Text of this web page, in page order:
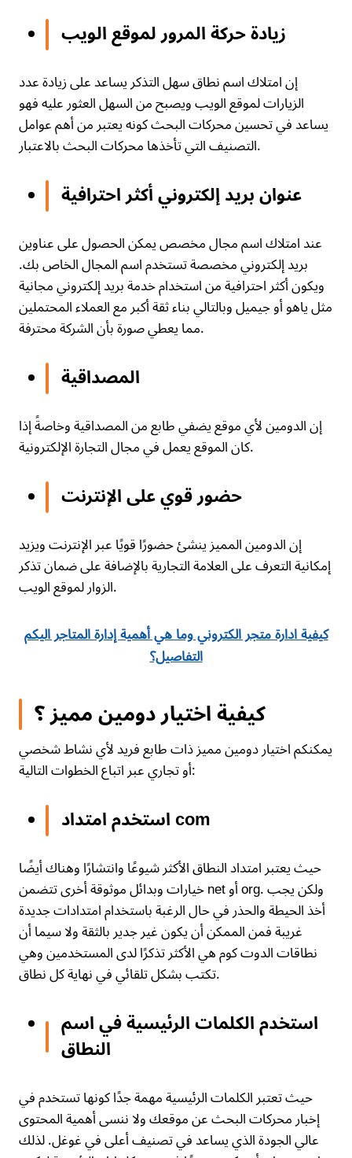
زيادة حركة المرور لموقع الويب
إن امتلاك اسم نطاق سهل التذكر يساعد على زيادة عدد
الزيارات لموقع الويب ويصبح من السهل العثور عليه فهو
يساعد في تحسين محركات البحث كونه يعتبر من أهم عوامل
التصنيف التي تأخذها محركات البحث بالاعتبار.
عنوان بريد إلكتروني أكثر احترافية
عند امتلاك اسم مجال مخصص يمكن الحصول على عناوين
بريد إلكتروني مخصصة تستخدم اسم المجال الخاص بك.
ويكون أكثر احترافية من استخدام خدمة بريد إلكتروني مجانية
مثل ياهو أو جيميل وبالتالي بناء ثقة أكبر مع العملاء المحتملين
مما يعطي صورة بأن الشركة محترفة.
المصداقية
إن الدومين لأي موقع يضفي طابع من المصداقية وخاصةً إذا
كان الموقع يعمل في مجال التجارة الإلكترونية.
حضور قوي على الإنترنت
إن الدومين المميز ينشئ حضورًا قويًا عبر الإنترنت ويزيد
إمكانية التعرف على العلامة التجارية بالإضافة على ضمان تذكر
الزوار لموقع الويب.
كيفية ادارة متجر الكتروني وما هي أهمية إدارة المتاجر اليكم
التفاصيل؟
كيفية اختيار دومين مميز ؟
يمكنكم اختيار دومين مميز ذات طابع فريد لأي نشاط شخصي
أو تجاري عبر اتباع الخطوات التالية:
استخدم امتداد com
حيث يعتبر امتداد النطاق الأكثر شيوعًا وانتشارًا وهناك أيضًا
خيارات وبدائل موثوقة أخرى تتضمن net أو org. ولكن يجب
أخذ الحيطة والحذر في حال الرغبة باستخدام امتدادات جديدة
غريبة فمن الممكن أن يكون غير جدير بالثقة ولا سيما أن
نطاقات الدوت كوم هي الأكثر تذكرًا لدى المستخدمين وهي
تكتب بشكل تلقائي في نهاية كل نطاق.
استخدم الكلمات الرئيسية في اسم
النطاق
حيث تعتبر الكلمات الرئيسية مهمة جدًا كونها تستخدم في
إخبار محركات البحث عن موقعك ولا ننسى أهمية المحتوى
عالي الجودة الذي يساعد في تصنيف أعلى في غوغل. لذلك